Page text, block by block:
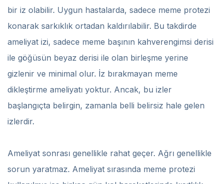
bir iz olabilir. Uygun hastalarda, sadece meme protezi
konarak sarkıklık ortadan kaldırılabilir. Bu takdirde
ameliyat izi, sadece meme başının kahverengimsi derisi
ile göğüsün beyaz derisi ile olan birleşme yerine
gizlenir ve minimal olur. İz bırakmayan meme
dikleştirme ameliyatı yoktur. Ancak, bu izler
başlangıçta belirgin, zamanla belli belirsiz hale gelen
izlerdir.
Ameliyat sonrası genellikle rahat geçer. Ağrı genellikle
sorun yaratmaz. Ameliyat sırasında meme protezi